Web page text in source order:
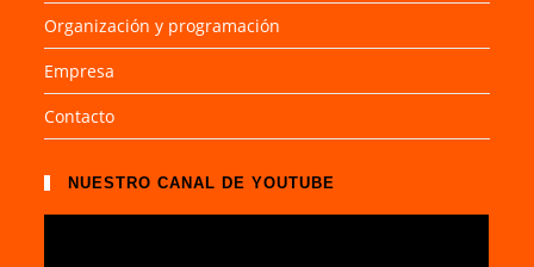
Organización y programación
Empresa
Contacto
NUESTRO CANAL DE YOUTUBE